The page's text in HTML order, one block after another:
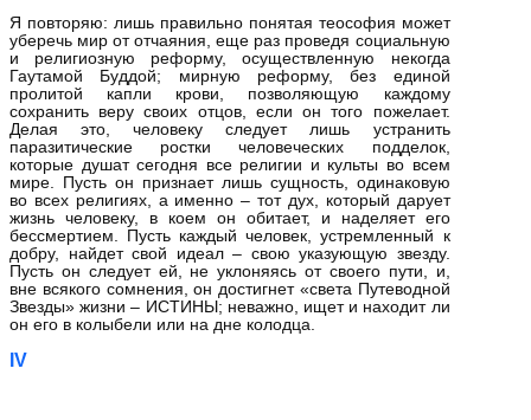
Я повторяю: лишь правильно понятая теософия может
уберечь мир от отчаяния, еще раз проведя социальную
и религиозную реформу, осуществленную некогда
Гаутамой Буддой; мирную реформу, без единой
пролитой капли крови, позволяющую каждому
сохранить веру своих отцов, если он того пожелает.
Делая это, человеку следует лишь устранить
паразитические ростки человеческих подделок,
которые душат сегодня все религии и культы во всем
мире. Пусть он признает лишь сущность, одинаковую
во всех религиях, а именно – тот дух, который дарует
жизнь человеку, в коем он обитает, и наделяет его
бессмертием. Пусть каждый человек, устремленный к
добру, найдет свой идеал – свою указующую звезду.
Пусть он следует ей, не уклоняясь от своего пути, и,
вне всякого сомнения, он достигнет «света Путеводной
Звезды» жизни – ИСТИНЫ; неважно, ищет и находит ли
он его в колыбели или на дне колодца.
IV